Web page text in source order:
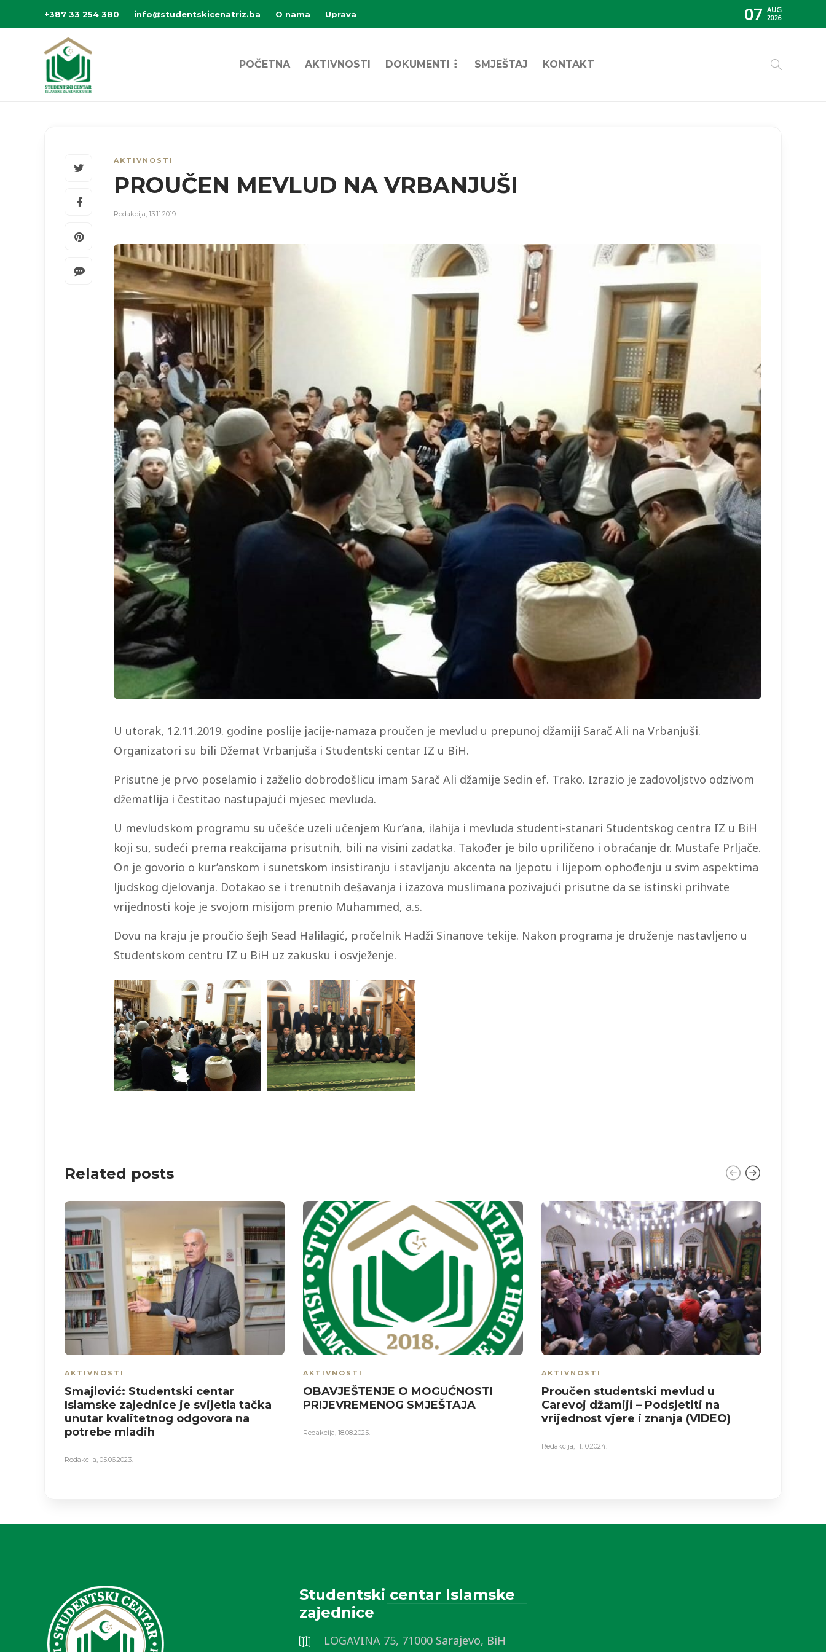
+387 33 254 380 info@studentskicenatriz.ba O nama Uprava 07 AUG
2026
POČETNA AKTIVNOSTI DOKUMENTI SMJEŠTAJ KONTAKT
AKTIVNOSTI
PROUČEN MEVLUD NA VRBANJUŠI
Redakcija, 13.11.2019.
U utorak, 12.11.2019. godine poslije jacije-namaza proučen je mevlud u prepunoj džamiji Sarač Ali na Vrbanjuši.
Organizatori su bili Džemat Vrbanjuša i Studentski centar IZ u BiH.
Prisutne je prvo poselamio i zaželio dobrodošlicu imam Sarač Ali džamije Sedin ef. Trako. Izrazio je zadovoljstvo odzivom
džematlija i čestitao nastupajući mjesec mevluda.
U mevludskom programu su učešće uzeli učenjem Kur’ana, ilahija i mevluda studenti-stanari Studentskog centra IZ u BiH
koji su, sudeći prema reakcijama prisutnih, bili na visini zadatka. Također je bilo upriličeno i obraćanje dr. Mustafe Prljače.
On je govorio o kur’anskom i sunetskom insistiranju i stavljanju akcenta na ljepotu i lijepom ophođenju u svim aspektima
ljudskog djelovanja. Dotakao se i trenutnih dešavanja i izazova muslimana pozivajući prisutne da se istinski prihvate
vrijednosti koje je svojom misijom prenio Muhammed, a.s.
Dovu na kraju je proučio šejh Sead Halilagić, pročelnik Hadži Sinanove tekije. Nakon programa je druženje nastavljeno u
Studentskom centru IZ u BiH uz zakusku i osvježenje.
Related posts
AKTIVNOSTI
Smajlović: Studentski centar
Islamske zajednice je svijetla tačka
unutar kvalitetnog odgovora na
potrebe mladih
Redakcija 05.06.2023.
AKTIVNOSTI
OBAVJEŠTENJE O MOGUĆNOSTI
PRIJEVREMENOG SMJEŠTAJA
Redakcija 18.08.2025.
AKTIVNOSTI
Proučen studentski mevlud u
Carevoj džamiji – Podsjetiti na
vrijednost vjere i znanja (VIDEO)
Redakcija 11.10.2024.
Studentski centar Islamske
zajednice
LOGAVINA 75, 71000 Sarajevo, BiH